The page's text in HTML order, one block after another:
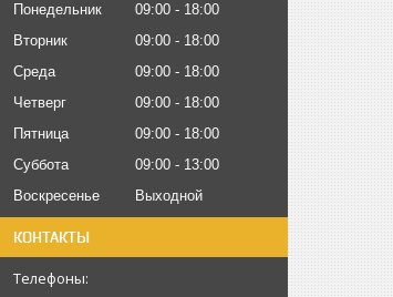
Понедельник 09:00
18:00
Вторник
09:00
18:00
Среда
09:00
18:00
Четверг
09:00
18:00
Пятница
09:00
18:00
Суббота
09:00
13:00
Воскресенье
Выходной
КОНТАКТЫ